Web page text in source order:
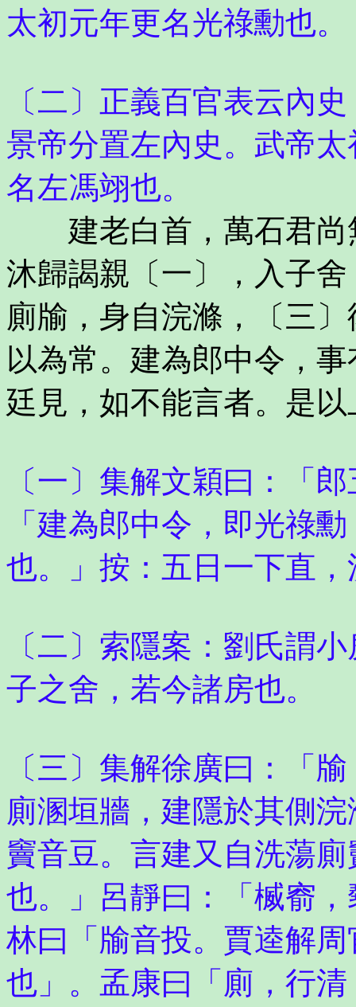
太初元年更名光祿勳也。
〔二〕正義百官表云內
景帝分置左內史。武帝
名左馮翊也。
建老白首，萬石君尚
沐歸謁親〔一〕，入子
廁牏，身自浣滌，〔三
以為常。建為郎中令，
廷見，如不能言者。是
〔一〕集解文穎曰：「
「建為郎中令，即光祿
也。」按：五日一下直，
〔二〕索隱案：劉氏謂
子之舍，若今諸房也。
〔三〕集解徐廣曰：「
廁溷垣牆，建隱於其側
竇音豆。言建又自洗蕩
也。」呂靜曰：「楲窬
林曰「牏音投。賈逵解
也」。孟康曰「廁，行